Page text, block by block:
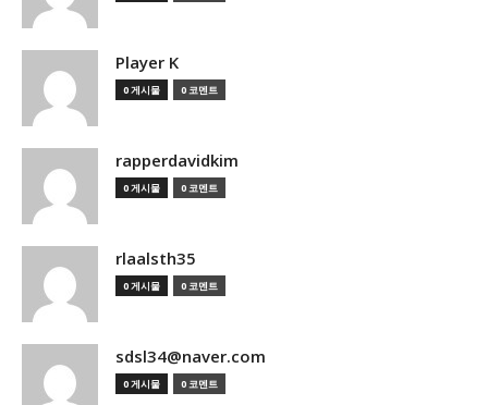
Player K
0 게시물 0 코멘트
rapperdavidkim
0 게시물 0 코멘트
rlaalsth35
0 게시물 0 코멘트
sdsl34@naver.com
0 게시물 0 코멘트